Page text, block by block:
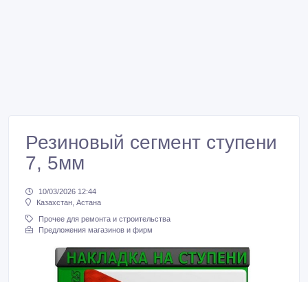
Резиновый сегмент ступени
7, 5мм
10/03/2026 12:44
Казахстан, Астана
Прочее для ремонта и строительства
Предложения магазинов и фирм